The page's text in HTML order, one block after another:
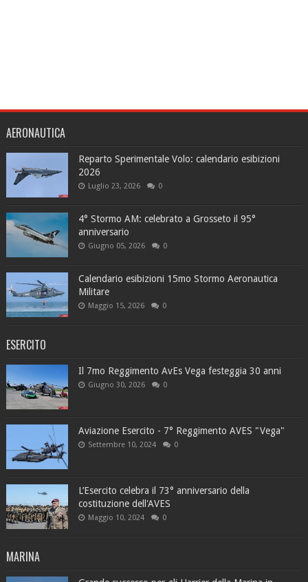
AERONAUTICA
Reparto Sperimentale Volo: calendario esibizioni
2026
Luglio 23, 2026 0
4° Stormo AM: celebrato a Grosseto il 95°
anniversario
Giugno 05, 2026 0
Calendario esibizioni 15mo Stormo Aeronautica
Militare
Maggio 15, 2026 0
ESERCITO
Il 7mo Reggimento AvEs Vega festeggia 30 anni
Giugno 30, 2026 0
Aviazione Esercito - 7° Reggimento AVES "Vega"
Settembre 10, 2024 0
L’Esercito celebra il 73° anniversario della
costituzione dell'AVES
Maggio 10, 2024 0
MARINA